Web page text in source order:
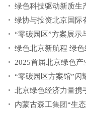
绿色科技驱动新质生
绿协与投资北京国际
“零碳园区”方案展示
绿色北京新航程 绿
2025首届北京绿色
“零碳园区方案馆”闪
北京绿色经济力量携
内蒙古森工集团“生